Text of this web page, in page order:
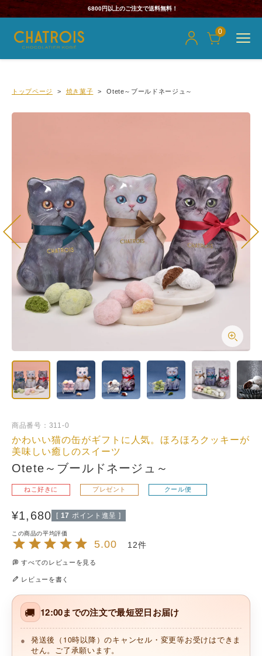
6800円以上のご注文で送料無料！
0
トップページ 焼き菓子 Otete～ブールドネージュ～
商品番号 311-0
かわいい猫の缶がギフトに人気。ほろほろクッキーが
美味しい癒しのスイーツ
Otete～ブールドネージュ～
ねこ好きに プレゼント クール便
¥1,680 [ 17 ポイント進呈 ]
5.00 12
すべてのレビューを見る
レビューを書く
🚚 12:00までの注文で最短翌日お届け
発送後（10時以降）のキャンセル・変更等お受けはできま
せん。ご了承願います。